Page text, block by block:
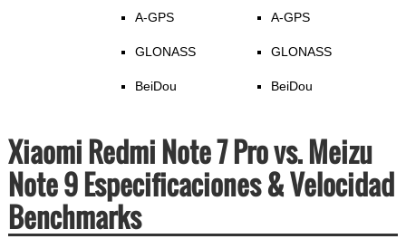
A-GPS
GLONASS
BeiDou
A-GPS
GLONASS
BeiDou
Xiaomi Redmi Note 7 Pro vs. Meizu
Note 9 Especificaciones & Velocidad
Benchmarks